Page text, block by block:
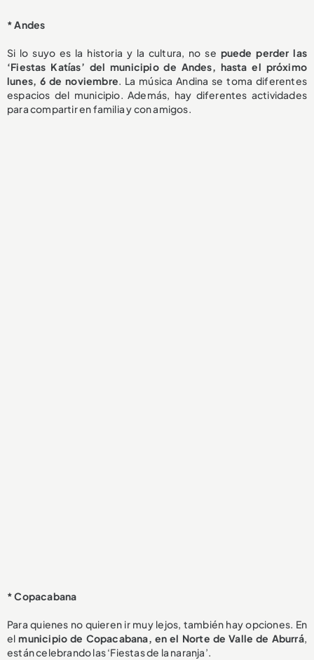
* Andes
Si lo suyo es la historia y la cultura, no se puede perder las
‘Fiestas Katías’ del municipio de Andes, hasta el próximo
lunes, 6 de noviembre. La música Andina se toma diferentes
espacios del municipio. Además, hay diferentes actividades
para compartir en familia y con amigos.
* Copacabana
Para quienes no quieren ir muy lejos, también hay opciones. En
elmunicipio de Copacabana, en el Norte de Valle de Aburrá,
están celebrando las ‘Fiestas de la naranja’.